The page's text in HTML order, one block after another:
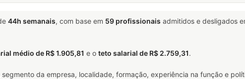
44h semanais, com base em 59 profissionais admitidos e desligados
médio de R$ 1.905,81 e o teto salarial de R$ 2.759,31.
da empresa, localidade, formação, experiência na função e